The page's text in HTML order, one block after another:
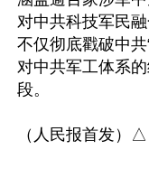
对中共科技军民
不仅彻底戳破中
对中共军工体系
段。